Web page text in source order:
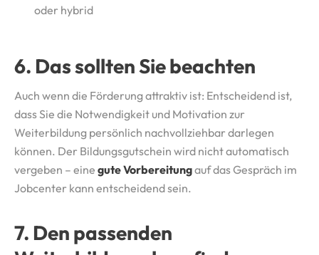
oder hybrid
6. Das sollten Sie beachten
Auch wenn die Förderung attraktiv ist: Entscheidend ist,
dass Sie die Notwendigkeit und Motivation zur
Weiterbildung persönlich nachvollziehbar darlegen
können. Der Bildungsgutschein wird nicht automatisch
vergeben – eine gute Vorbereitungauf das Gespräch im
Jobcenter kann entscheidend sein.
7. Den passenden